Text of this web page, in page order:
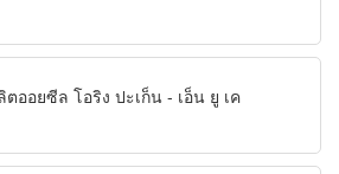
ตออยซีล โอริง ปะเก็น - เอ็น ยู เค